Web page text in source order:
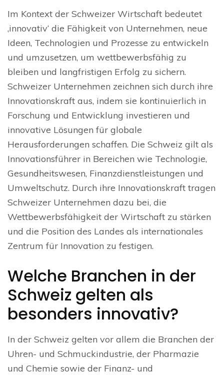
Im Kontext der Schweizer Wirtschaft bedeutet
‚innovativ‘ die Fähigkeit von Unternehmen, neue
Ideen, Technologien und Prozesse zu entwickeln
und umzusetzen, um wettbewerbsfähig zu
bleiben und langfristigen Erfolg zu sichern.
Schweizer Unternehmen zeichnen sich durch ihre
Innovationskraft aus, indem sie kontinuierlich in
Forschung und Entwicklung investieren und
innovative Lösungen für globale
Herausforderungen schaffen. Die Schweiz gilt als
Innovationsführer in Bereichen wie Technologie,
Gesundheitswesen, Finanzdienstleistungen und
Umweltschutz. Durch ihre Innovationskraft tragen
Schweizer Unternehmen dazu bei, die
Wettbewerbsfähigkeit der Wirtschaft zu stärken
und die Position des Landes als internationales
Zentrum für Innovation zu festigen.
Welche Branchen in der
Schweiz gelten als
besonders innovativ?
In der Schweiz gelten vor allem die Branchen der
Uhren- und Schmuckindustrie, der Pharmazie
und Chemie sowie der Finanz- und